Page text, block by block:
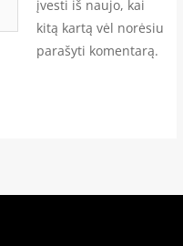
įvesti iš naujo, kai
kitą kartą vėl norėsiu
parašyti komentarą.